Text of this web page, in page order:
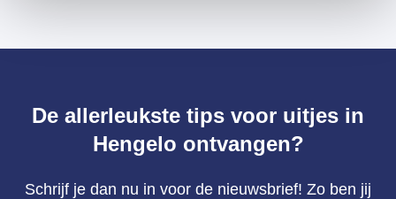
De allerleukste tips voor uitjes in
Hengelo ontvangen?
Schrijf je dan nu in voor de nieuwsbrief! Zo ben jij